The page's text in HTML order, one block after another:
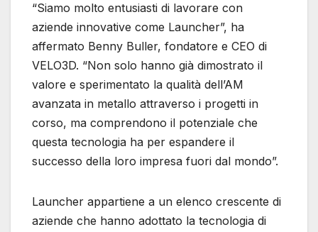
“Siamo molto entusiasti di lavorare con
aziende innovative come Launcher”, ha
affermato Benny Buller, fondatore e CEO di
VELO3D. “Non solo hanno già dimostrato il
valore e sperimentato la qualità dell’AM
avanzata in metallo attraverso i progetti in
corso, ma comprendono il potenziale che
questa tecnologia ha per espandere il
successo della loro impresa fuori dal mondo”.
Launcher appartiene a un elenco crescente di
aziende che hanno adottato la tecnologia di